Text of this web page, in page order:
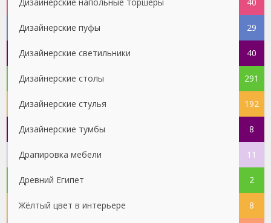
Дизайнерские пуфы 29
Дизайнерские светильники 40
Дизайнерские столы 291
Дизайнерские стулья 192
Дизайнерские тумбы 8
Драпировка мебели 11
Древний Египет 2
Жёлтый цвет в интерьере 8